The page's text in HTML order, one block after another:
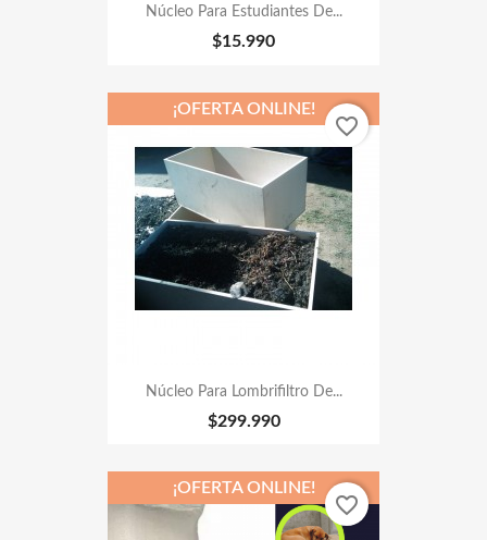
Núcleo Para Estudiantes De...
$15.990
Núcleo Para Lombrifiltro De...
$299.990
¡OFERTA ONLINE!
favorite_border
¡OFERTA ONLINE!
favorite_border